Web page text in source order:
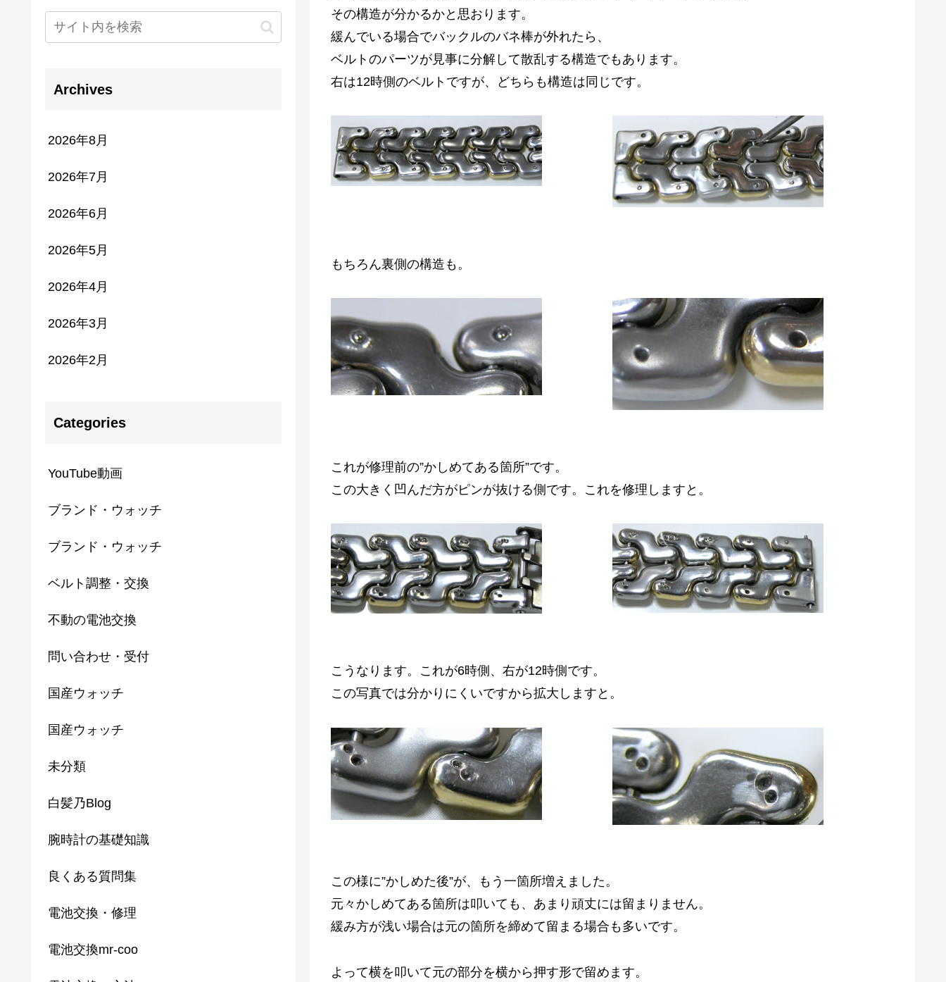
その構造が分かるかと思おります。
緩んでいる場合でバックルのバネ棒が外れたら、
ベルトのパーツが見事に分解して散乱する構造でもあります。
右は12時側のベルトですが、どちらも構造は同じです。
もちろん裏側の構造も。
これが修理前の”かしめてある箇所”です。
この大きく凹んだ方がピンが抜ける側です。これを修理しますと。
こうなります。これが6時側、右が12時側です。
この写真では分かりにくいですから拡大しますと。
この様に”かしめた後”が、もう一箇所増えました。
元々かしめてある箇所は叩いても、あまり頑丈には留まりません。
緩み方が浅い場合は元の箇所を締めて留まる場合も多いです。
よって横を叩いて元の部分を横から押す形で留めます。
Archives
2026年8月
2026年7月
2026年6月
2026年5月
2026年4月
2026年3月
2026年2月
Categories
YouTube動画
ブランド・ウォッチ
ブランド・ウォッチ
ベルト調整・交換
不動の電池交換
問い合わせ・受付
国産ウォッチ
国産ウォッチ
未分類
白髪乃Blog
腕時計の基礎知識
良くある質問集
電池交換・修理
電池交換mr-coo